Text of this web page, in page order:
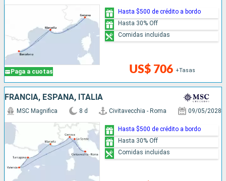
Paga a cuotas US$ 706 +Tasas
Hasta $500 de crédito a bordo
Hasta 30% Off
Comidas incluidas
FRANCIA, ESPAÑA, ITALIA
MSC Magnifica 8 d Civitavecchia - Roma 09/05/2028
Hasta $500 de crédito a bordo
Hasta 30% Off
Comidas incluidas